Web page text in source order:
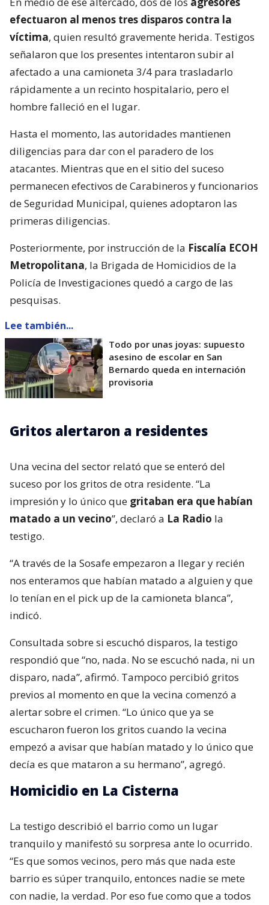
efectuaron al menos tres disparos contra la
víctima, quien resultó gravemente herida. Testigos
señalaron que los presentes intentaron subir al
afectado a una camioneta 3/4 para trasladarlo
rápidamente a un recinto hospitalario, pero el
hombre falleció en el lugar.
Hasta el momento, las autoridades mantienen
diligencias para dar con el paradero de los
atacantes. Mientras que en el sitio del suceso
permanecen efectivos de Carabineros y funcionarios
de Seguridad Municipal, quienes adoptaron las
primeras diligencias.
Posteriormente, por instrucción de la Fiscalía ECOH
Metropolitana, la Brigada de Homicidios de la
Policía de Investigaciones quedó a cargo de las
pesquisas.
Lee también...
Todo por unas joyas: supuesto
asesino de escolar en San
Bernardo queda en internación
provisoria
Gritos alertaron a residentes
Una vecina del sector relató que se enteró del
suceso por los gritos de otra residente. “La
impresión y lo único que gritaban era que habían
matado a un vecino”, declaró a La Radio la
testigo.
“A través de la Sosafe empezaron a llegar y recién
nos enteramos que habían matado a alguien y que
lo tenían en el pick up de la camioneta blanca”,
indicó.
Consultada sobre si escuchó disparos, la testigo
respondió que “no, nada. No se escuchó nada, ni un
disparo, nada”, afirmó. Tampoco percibió gritos
previos al momento en que la vecina comenzó a
alertar sobre el crimen. “Lo único que ya se
escucharon fueron los gritos cuando la vecina
empezó a avisar que habían matado y lo único que
decía es que mataron a su hermano”, agregó.
Homicidio en La Cisterna
La testigo describió el barrio como un lugar
tranquilo y manifestó su sorpresa ante lo ocurrido.
“Es que somos vecinos, pero más que nada este
barrio es súper tranquilo, entonces nadie se mete
con nadie, la verdad. Por eso fue como que a todos